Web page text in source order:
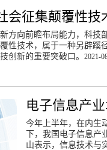
会征集颠覆性技
方向前瞻布局能力，科技
性技术，属于一种另辟
创新的重要突破口。 2021-
电子信息产
今年上半年，在内生
下，我国电子信息
山表示，信息技术与